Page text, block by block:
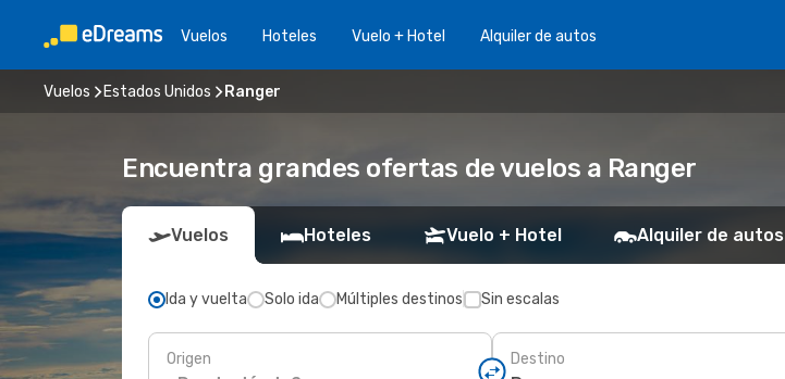
Vuelos Hoteles Vuelo + Hotel Alquiler de autos
Vuelos Estados Unidos Ranger
Encuentra grandes ofertas de vuelos a Ranger
Vuelos Hoteles Vuelo + Hotel Alquiler de autos
Ida y vuelta Solo ida Múltiples destinos Sin escalas
Origen Destino